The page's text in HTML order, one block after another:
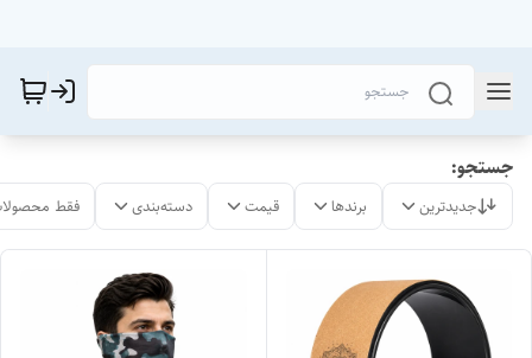
جستجو:
جدیدترین برندها قیمت دسته‌بندی فقط